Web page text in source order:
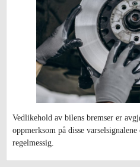
Vedlikehold av bilens bremser er
oppmerksom på disse
regelmessig.